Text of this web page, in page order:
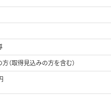
（取得見込みの方を含む）